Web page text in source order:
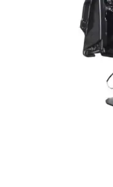
Sea-Pro
Big Boat